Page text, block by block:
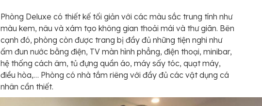
Phòng Deluxe có thiết kế tối giản với các màu sắc trung tính như
màu kem, nâu và xám tạo không gian thoải mái và thư giãn. Bên
cạnh đó, phòng còn được trang bị đầy đủ những tiện nghi như
ấm đun nước bằng điện, TV màn hình phẳng, điện thoại, minibar,
hệ thống cách âm, tủ đựng quần áo, máy sấy tóc, quạt máy,
điều hòa,… Phòng có nhà tắm riêng với đầy đủ các vật dụng cá
nhân cần thiết.